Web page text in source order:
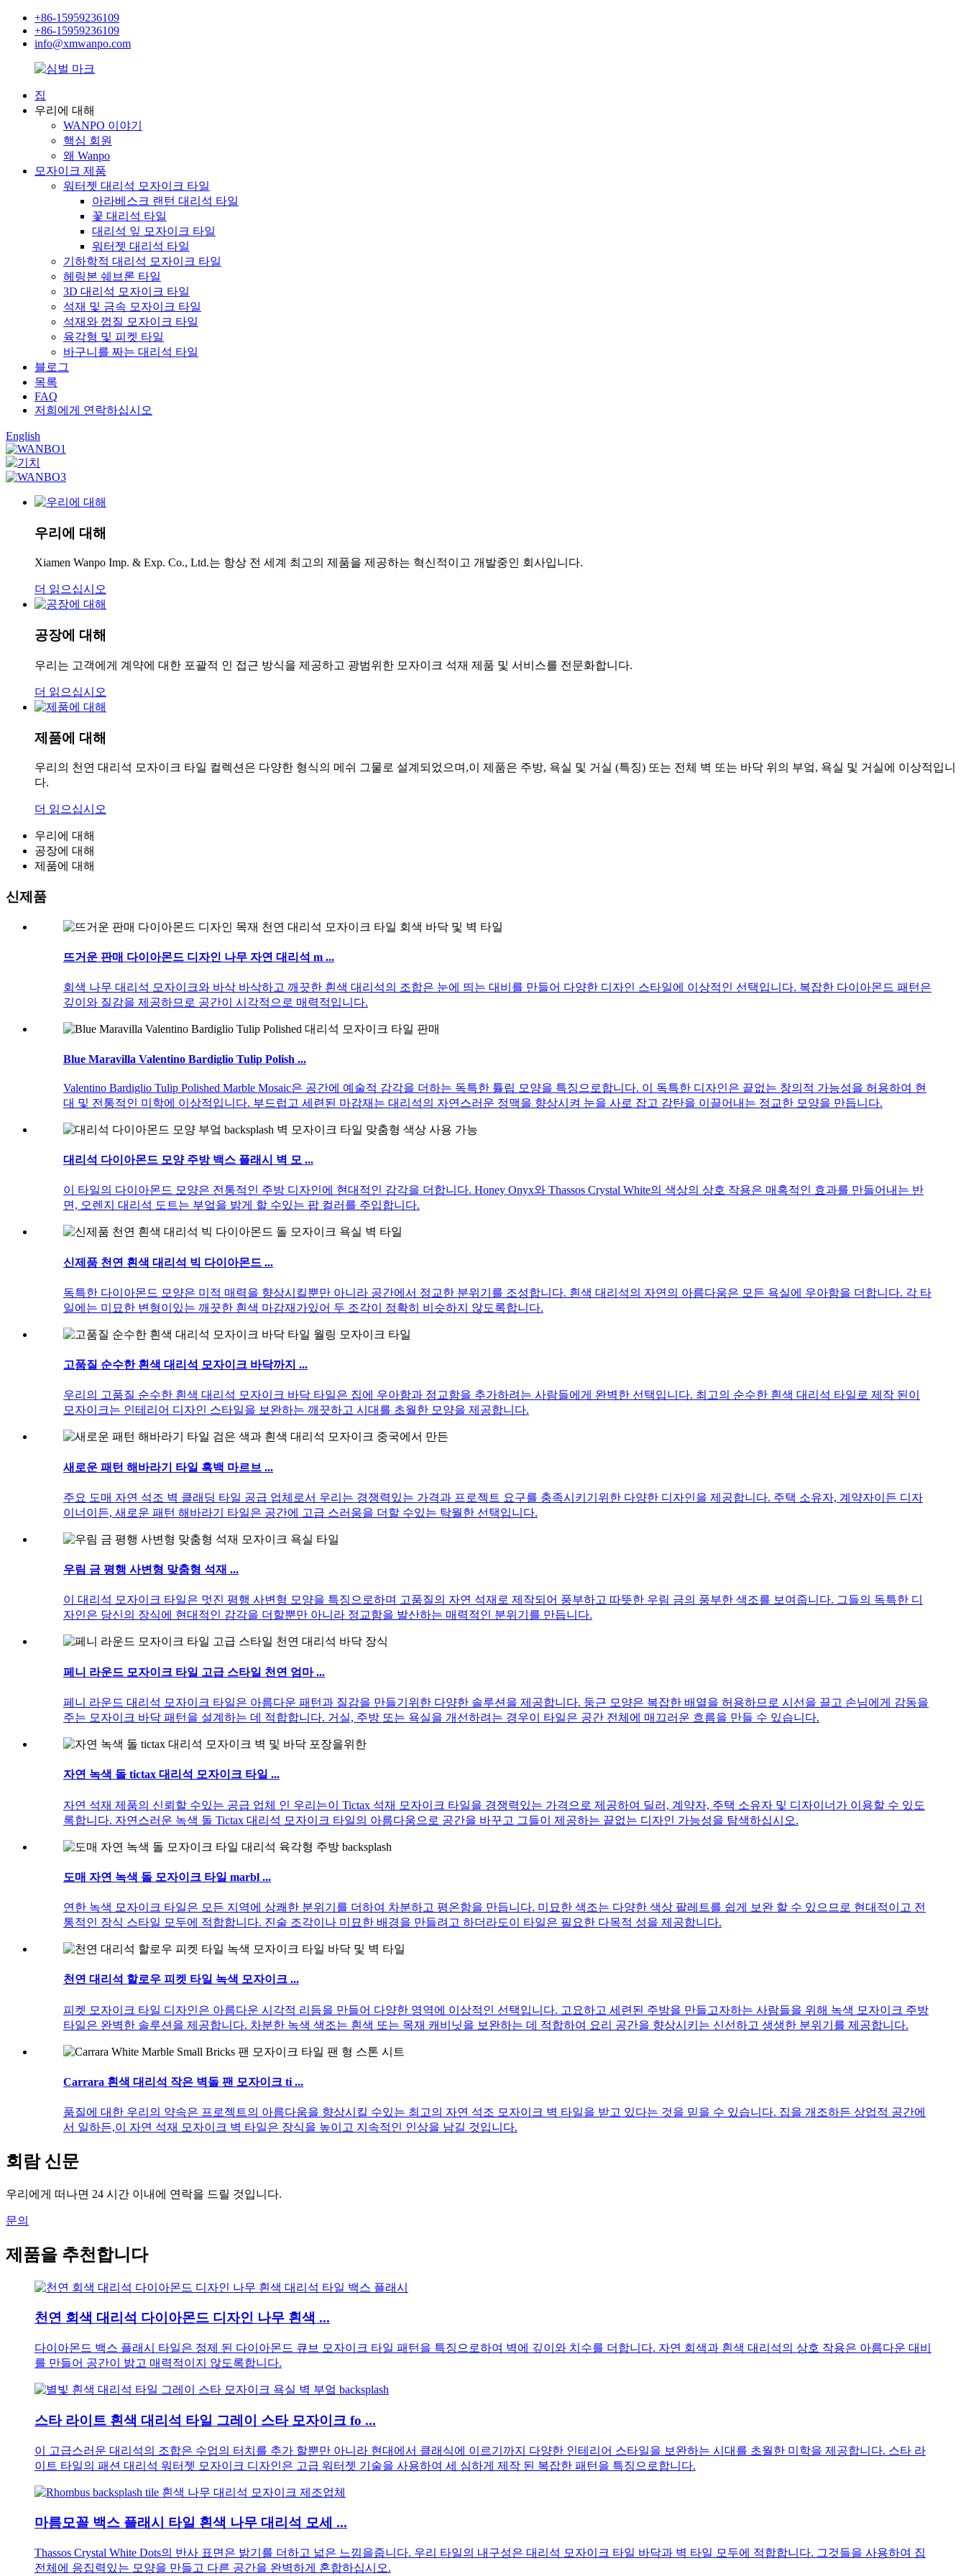
+86-15959236109
+86-15959236109
info@xmwanpo.com
집
우리에 대해
WANPO 이야기
핵심 회원
왜 Wanpo
모자이크 제품
워터젯 대리석 모자이크 타일
아라베스크 랜턴 대리석 타일
꽃 대리석 타일
대리석 잎 모자이크 타일
워터젯 대리석 타일
기하학적 대리석 모자이크 타일
헤링본 쉐브론 타일
3D 대리석 모자이크 타일
석재 및 금속 모자이크 타일
석재와 껍질 모자이크 타일
육각형 및 피켓 타일
바구니를 짜는 대리석 타일
블로그
목록
FAQ
저희에게 연락하십시오
English
우리에 대해
Xiamen Wanpo Imp. & Exp. Co., Ltd.는 항상 전 세계 최고의 제품을 제공하는 혁신적이고 개발중인 회사입니다.
더 읽으십시오
공장에 대해
우리는 고객에게 계약에 대한 포괄적 인 접근 방식을 제공하고 광범위한 모자이크 석재 제품 및 서비스를 전문화합니다.
더 읽으십시오
제품에 대해
우리의 천연 대리석 모자이크 타일 컬렉션은 다양한 형식의 메쉬 그물로 설계되었으며,이 제품은 주방, 욕실 및 거실 (특징) 또는 전체 벽 또는 바닥 위의 부엌, 욕실 및 거실에 이상적입니
다.
더 읽으십시오
우리에 대해
공장에 대해
제품에 대해
신제품
뜨거운 판매 다이아몬드 디자인 나무 자연 대리석 m ...
회색 나무 대리석 모자이크와 바삭 바삭하고 깨끗한 흰색 대리석의 조합은 눈에 띄는 대비를 만들어 다양한 디자인 스타일에 이상적인 선택입니다. 복잡한 다이아몬드 패턴은
깊이와 질감을 제공하므로 공간이 시각적으로 매력적입니다.
Blue Maravilla Valentino Bardiglio Tulip Polish ...
Valentino Bardiglio Tulip Polished Marble Mosaic은 공간에 예술적 감각을 더하는 독특한 튤립 모양을 특징으로합니다. 이 독특한 디자인은 끝없는 창의적 가능성을 허용하여 현
대 및 전통적인 미학에 이상적입니다. 부드럽고 세련된 마감재는 대리석의 자연스러운 정맥을 향상시켜 눈을 사로 잡고 감탄을 이끌어내는 정교한 모양을 만듭니다.
대리석 다이아몬드 모양 주방 백스 플래시 벽 모 ...
이 타일의 다이아몬드 모양은 전통적인 주방 디자인에 현대적인 감각을 더합니다. Honey Onyx와 Thassos Crystal White의 색상의 상호 작용은 매혹적인 효과를 만들어내는 반
면, 오렌지 대리석 도트는 부엌을 밝게 할 수있는 팝 컬러를 주입합니다.
신제품 천연 흰색 대리석 빅 다이아몬드 ...
독특한 다이아몬드 모양은 미적 매력을 향상시킬뿐만 아니라 공간에서 정교한 분위기를 조성합니다. 흰색 대리석의 자연의 아름다움은 모든 욕실에 우아함을 더합니다. 각 타
일에는 미묘한 변형이있는 깨끗한 흰색 마감재가있어 두 조각이 정확히 비슷하지 않도록합니다.
고품질 순수한 흰색 대리석 모자이크 바닥까지 ...
우리의 고품질 순수한 흰색 대리석 모자이크 바닥 타일은 집에 우아함과 정교함을 추가하려는 사람들에게 완벽한 선택입니다. 최고의 순수한 흰색 대리석 타일로 제작 된이
모자이크는 인테리어 디자인 스타일을 보완하는 깨끗하고 시대를 초월한 모양을 제공합니다.
새로운 패턴 해바라기 타일 흑백 마르브 ...
주요 도매 자연 석조 벽 클래딩 타일 공급 업체로서 우리는 경쟁력있는 가격과 프로젝트 요구를 충족시키기위한 다양한 디자인을 제공합니다. 주택 소유자, 계약자이든 디자
이너이든, 새로운 패턴 해바라기 타일은 공간에 고급 스러움을 더할 수있는 탁월한 선택입니다.
우림 금 평행 사변형 맞춤형 석재 ...
이 대리석 모자이크 타일은 멋진 평행 사변형 모양을 특징으로하며 고품질의 자연 석재로 제작되어 풍부하고 따뜻한 우림 금의 풍부한 색조를 보여줍니다. 그들의 독특한 디
자인은 당신의 장식에 현대적인 감각을 더할뿐만 아니라 정교함을 발산하는 매력적인 분위기를 만듭니다.
페니 라운드 모자이크 타일 고급 스타일 천연 엄마 ...
페니 라운드 대리석 모자이크 타일은 아름다운 패턴과 질감을 만들기위한 다양한 솔루션을 제공합니다. 둥근 모양은 복잡한 배열을 허용하므로 시선을 끌고 손님에게 감동을
주는 모자이크 바닥 패턴을 설계하는 데 적합합니다. 거실, 주방 또는 욕실을 개선하려는 경우이 타일은 공간 전체에 매끄러운 흐름을 만들 수 있습니다.
자연 녹색 돌 tictax 대리석 모자이크 타일 ...
자연 석재 제품의 신뢰할 수있는 공급 업체 인 우리는이 Tictax 석재 모자이크 타일을 경쟁력있는 가격으로 제공하여 딜러, 계약자, 주택 소유자 및 디자이너가 이용할 수 있도
록합니다. 자연스러운 녹색 돌 Tictax 대리석 모자이크 타일의 아름다움으로 공간을 바꾸고 그들이 제공하는 끝없는 디자인 가능성을 탐색하십시오.
도매 자연 녹색 돌 모자이크 타일 marbl ...
연한 녹색 모자이크 타일은 모든 지역에 상쾌한 분위기를 더하여 차분하고 평온함을 만듭니다. 미묘한 색조는 다양한 색상 팔레트를 쉽게 보완 할 수 있으므로 현대적이고 전
통적인 장식 스타일 모두에 적합합니다. 진술 조각이나 미묘한 배경을 만들려고 하더라도이 타일은 필요한 다목적 성을 제공합니다.
천연 대리석 할로우 피켓 타일 녹색 모자이크 ...
피켓 모자이크 타일 디자인은 아름다운 시각적 리듬을 만들어 다양한 영역에 이상적인 선택입니다. 고요하고 세련된 주방을 만들고자하는 사람들을 위해 녹색 모자이크 주방
타일은 완벽한 솔루션을 제공합니다. 차분한 녹색 색조는 흰색 또는 목재 캐비닛을 보완하는 데 적합하여 요리 공간을 향상시키는 신선하고 생생한 분위기를 제공합니다.
Carrara 흰색 대리석 작은 벽돌 팬 모자이크 ti ...
품질에 대한 우리의 약속은 프로젝트의 아름다움을 향상시킬 수있는 최고의 자연 석조 모자이크 벽 타일을 받고 있다는 것을 믿을 수 있습니다. 집을 개조하든 상업적 공간에
서 일하든,이 자연 석재 모자이크 벽 타일은 장식을 높이고 지속적인 인상을 남길 것입니다.
회람 신문
우리에게 떠나면 24 시간 이내에 연락을 드릴 것입니다.
문의
제품을 추천합니다
천연 회색 대리석 다이아몬드 디자인 나무 흰색 ...
다이아몬드 백스 플래시 타일은 정제 된 다이아몬드 큐브 모자이크 타일 패턴을 특징으로하여 벽에 깊이와 치수를 더합니다. 자연 회색과 흰색 대리석의 상호 작용은 아름다운 대비
를 만들어 공간이 밝고 매력적이지 않도록합니다.
스타 라이트 흰색 대리석 타일 그레이 스타 모자이크 fo ...
이 고급스러운 대리석의 조합은 수업의 터치를 추가 할뿐만 아니라 현대에서 클래식에 이르기까지 다양한 인테리어 스타일을 보완하는 시대를 초월한 미학을 제공합니다. 스타 라
이트 타일의 패션 대리석 워터젯 모자이크 디자인은 고급 워터젯 기술을 사용하여 세 심하게 제작 된 복잡한 패턴을 특징으로합니다.
마름모꼴 백스 플래시 타일 흰색 나무 대리석 모세 ...
Thassos Crystal White Dots의 반사 표면은 밝기를 더하고 넓은 느낌을줍니다. 우리 타일의 내구성은 대리석 모자이크 타일 바닥과 벽 타일 모두에 적합합니다. 그것들을 사용하여 집
전체에 응집력있는 모양을 만들고 다른 공간을 완벽하게 혼합하십시오.